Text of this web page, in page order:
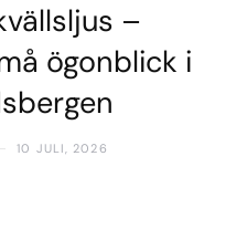
–
ögonblick i
10 JULI, 2026